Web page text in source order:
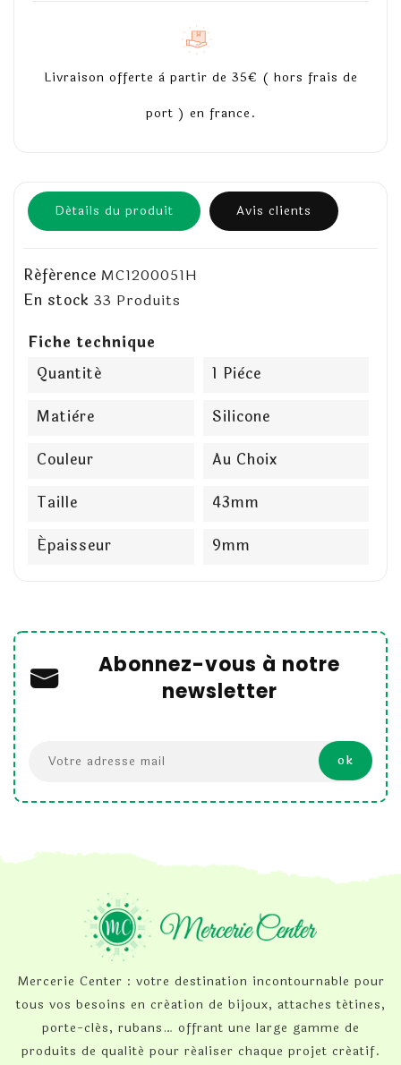
Livraison offerte à partir de 35€ ( hors frais de
port ) en france.
Détails du produit Avis clients
Référence MC1200051H
En stock 33 Produits
Fiche technique
Quantité
1 Pièce
Matière
Silicone
Couleur
Au Choix
Taille
43mm
Épaisseur
9mm
Abonnez-vous à notre
newsletter
Mercerie Center : votre destination incontournable pour
tous vos besoins en création de bijoux, attaches tétines,
porte-clés, rubans… offrant une large gamme de
produits de qualité pour réaliser chaque projet créatif.